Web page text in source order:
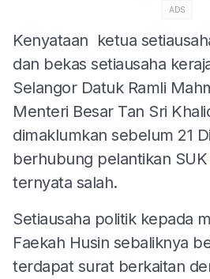
ADS
Kenyataan ketua
dan bekas setiausaha
Selangor Datuk Ramli
Menteri Besar Tan Sri
dimaklumkan sebelum 21
berhubung pelantikan
ternyata salah.
Setiausaha politik kepada
Faekah Husin sebaliknya
terdapat surat berkaitan